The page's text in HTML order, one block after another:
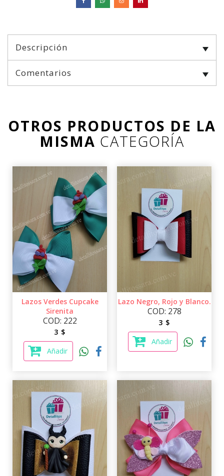
Descripción
Comentarios
OTROS PRODUCTOS DE LA
MISMA CATEGORÍA
Lazos Verdes Cupcake
Sirenita
COD: 222
3 $
Añadir
Lazo Negro, Rojo y Blanco.
COD: 278
3 $
Añadir